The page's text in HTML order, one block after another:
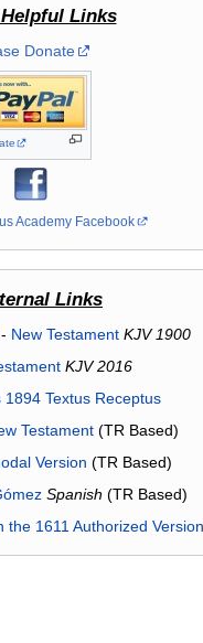
Links
Donate
Academy Facebook
Links
New Testament KJV 1900
KJV 2016
1894 Textus Receptus
Testament(TR Based)
Version (TR Based)
Spanish (TR Based)
the 1611 Authorized Version